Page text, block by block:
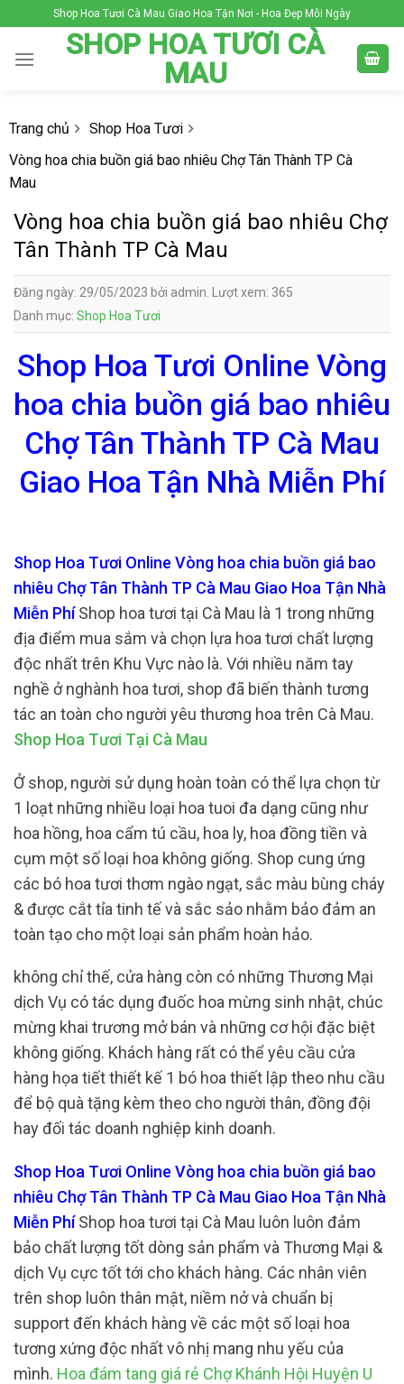
to
content
Shop Hoa Tươi Cà Mau Giao Hoa Tận Nơi - Hoa Đẹp Mỗi Ngày
SHOP HOA TƯƠI CÀ
MAU
Trang chủ
Shop Hoa Tươi
Vòng hoa chia buồn giá bao nhiêu Chợ Tân Thành TP Cà
Mau
Vòng hoa chia buồn giá bao nhiêu Chợ
Tân Thành TP Cà Mau
Đăng ngày: 29/05/2023 bởi admin. Lượt xem: 365
Danh mục: Shop Hoa Tươi
Shop Hoa Tươi Online Vòng
hoa chia buồn giá bao nhiêu
Chợ Tân Thành TP Cà Mau
Giao Hoa Tận Nhà Miễn Phí
Shop Hoa Tươi Online Vòng hoa chia buồn giá bao
nhiêu Chợ Tân Thành TP Cà Mau Giao Hoa Tận Nhà
Miễn PhíShop hoa tươi tại Cà Mau là 1 trong những
địa điểm mua sắm và chọn lựa hoa tươi chất lượng
độc nhất trên Khu Vực nào là. Với nhiều năm tay
nghề ở nghành hoa tươi, shop đã biến thành tương
tác an toàn cho người yêu thương hoa trên Cà Mau.
Shop Hoa Tươi Tại Cà Mau
Ở shop, người sử dụng hoàn toàn có thể lựa chọn từ
1 loạt những nhiều loại hoa tuoi đa dạng cũng như
hoa hồng, hoa cẩm tú cầu, hoa ly, hoa đồng tiền và
cụm một số loại hoa không giống. Shop cung ứng
các bó hoa tươi thơm ngào ngạt, sắc màu bùng cháy
& được cắt tỉa tinh tế và sắc sảo nhằm bảo đảm an
toàn tạo cho một loại sản phẩm hoàn hảo.
không chỉ thế, cửa hàng còn có những Thương Mại
dịch Vụ có tác dụng đuốc hoa mừng sinh nhật, chúc
mừng khai trương mở bán và những cơ hội đặc biệt
không giống. Khách hàng rất có thể yêu cầu cửa
hàng họa tiết thiết kế 1 bó hoa thiết lập theo nhu cầu
để bộ quà tặng kèm theo cho người thân, đồng đội
hay đối tác doanh nghiệp kinh doanh.
Shop Hoa Tươi Online Vòng hoa chia buồn giá bao
nhiêu Chợ Tân Thành TP Cà Mau Giao Hoa Tận Nhà
Miễn PhíShop hoa tươi tại Cà Mau luôn luôn đảm
bảo chất lượng tốt dòng sản phẩm và Thương Mại &
dịch Vụ cực tốt tới cho khách hàng. Các nhân viên
trên shop luôn thân mật, niềm nở và chuẩn bị
support đến khách hàng về các một số loại hoa
tương xứng độc nhất vô nhị mang nhu yếu của
mình. Hoa đám tang giá rẻ Chợ Khánh Hội Huyện U